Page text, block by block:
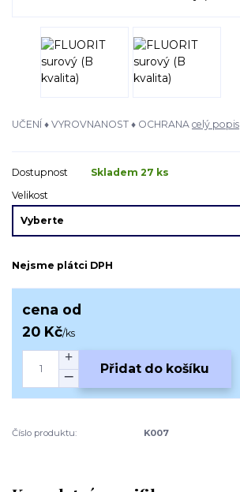
UČENÍ ♦ VYROVNANOST ♦ OCHRANA celý popis
Dostupnost
Skladem 27 ks
Velikost
Nejsme plátci DPH
cena od
20 Kč/ks
Přidat do košíku
Číslo produktu: K007